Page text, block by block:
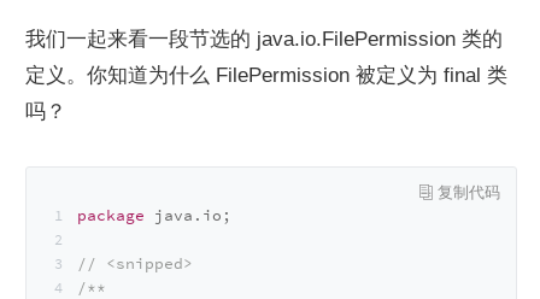
我们一起来看一段节选的 java.io.FilePermission 类的
定义。你知道为什么 FilePermission 被定义为 final 类
吗？
package java.io;
// <snipped>
/**